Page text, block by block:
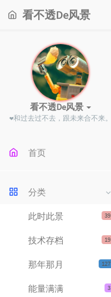
看不透De风景
看不透De风景
❤和过去过不去，跟未来P8.^
首页
分类
39
此时此景
19
技术存档
127
那年那月
3
能量满满